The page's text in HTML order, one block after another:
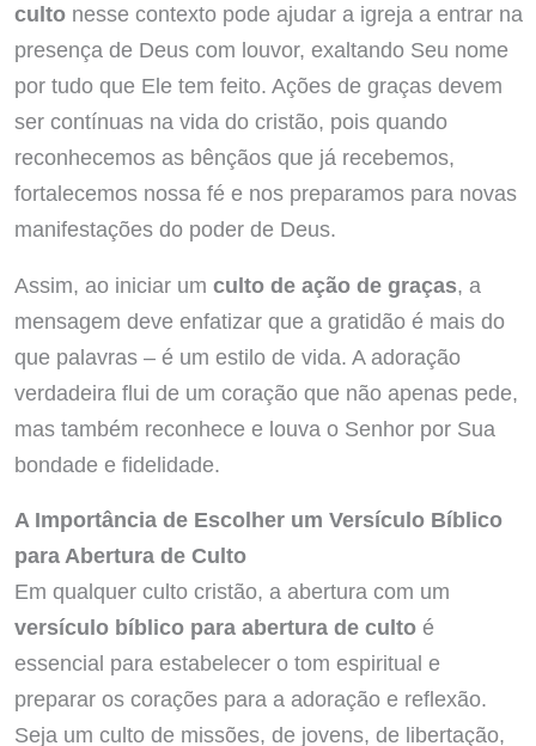
cultonesse contexto pode ajudar a igreja a entrar na
presença de Deus com louvor, exaltando Seu nome
por tudo que Ele tem feito. Ações de graças devem
ser contínuas na vida do cristão, pois quando
reconhecemos as bênçãos que já recebemos,
fortalecemos nossa fé e nos preparamos para novas
manifestações do poder de Deus.
Assim, ao iniciar um culto de ação de graças, a
mensagem deve enfatizar que a gratidão é mais do
que palavras – é um estilo de vida. A adoração
verdadeira flui de um coração que não apenas pede,
mas também reconhece e louva o Senhor por Sua
bondade e fidelidade.
A Importância de Escolher um Versículo Bíblico
para Abertura de Culto
Em qualquer culto cristão, a abertura com um
versículo bíblico para abertura de cultoé
essencial para estabelecer o tom espiritual e
preparar os corações para a adoração e reflexão.
Seja um culto de missões, de jovens, de libertação,